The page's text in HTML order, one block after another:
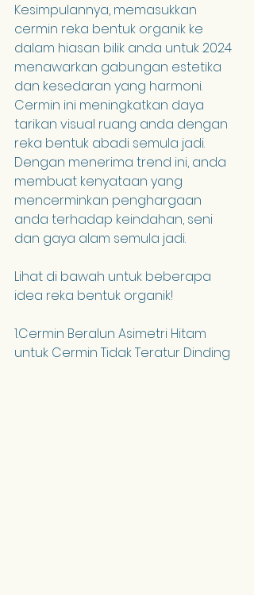
Kesimpulannya, memasukkan
cermin reka bentuk organik ke
dalam hiasan bilik anda untuk 2024
menawarkan gabungan estetika
dan kesedaran yang harmoni.
Cermin ini meningkatkan daya
tarikan visual ruang anda dengan
reka bentuk abadi semula jadi.
Dengan menerima trend ini, anda
membuat kenyataan yang
mencerminkan penghargaan
anda terhadap keindahan, seni
dan gaya alam semula jadi.
Lihat di bawah untuk beberapa
idea reka bentuk organik!
1.Cermin Beralun Asimetri Hitam
untuk Cermin Tidak Teratur Dinding